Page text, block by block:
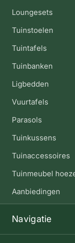
Loungesets
Tuinstoelen
Tuintafels
Tuinbanken
Ligbedden
Vuurtafels
Parasols
Tuinkussens
Tuinaccessoires
Tuinmeubel
Aanbiedingen
Navigatie